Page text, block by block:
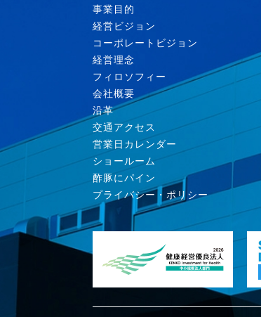
事業目的
経営ビジョン
コーポレートビジョン
経営理念
フィロソフィー
会社概要
沿革
交通アクセス
営業日カレンダー
ショールーム
酢豚にパイン
プライバシー・ポリシー